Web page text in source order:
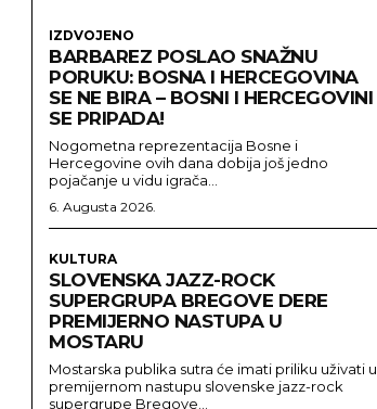
IZDVOJENO
BARBAREZ POSLAO SNAŽNU
PORUKU: BOSNA I HERCEGOVINA
SE NE BIRA – BOSNI I HERCEGOVINI
SE PRIPADA!
Nogometna reprezentacija Bosne i
Hercegovine ovih dana dobija još jedno
pojačanje u vidu igrača...
6. Augusta 2026.
KULTURA
SLOVENSKA JAZZ-ROCK
SUPERGRUPA BREGOVE DERE
PREMIJERNO NASTUPA U
MOSTARU
Mostarska publika sutra će imati priliku uživati u
premijernom nastupu slovenske jazz-rock
supergrupe Bregove...